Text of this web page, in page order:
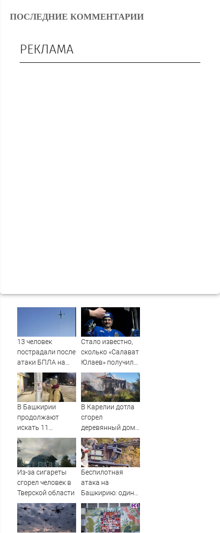
ПОСЛЕДНИЕ КОММЕНТАРИИ
РЕКЛАМА
13 человек
пострадали после
атаки БПЛА на
российский город
Стало известно,
сколько «Салават
Юлаев» получил
от СКА в сделке
по Бландиси
В Башкирии
продолжают
искать 11
пропавших без
вести
В Карелии дотла
сгорел
деревянный дом
(ФОТО)
Из-за сигареты
сгорел человек в
Тверской области
Беспилотная
атака на
Башкирию: один
БПЛА в Уфе
врезался в кран и
упал на кровлю